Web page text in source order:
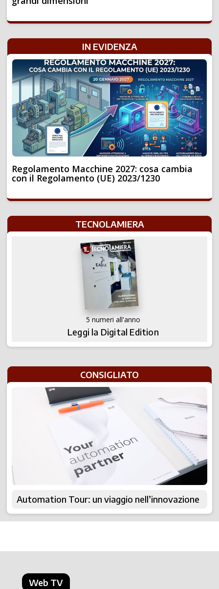
IN EVIDENZA
Regolamento Macchine 2027: cosa cambia
con il Regolamento (UE) 2023/1230
TECNOLAMIERA
5 numeri all'anno
Leggi la Digital Edition
CONSIGLIATO
Automation Tour: un viaggio nell’innovazione
Web TV